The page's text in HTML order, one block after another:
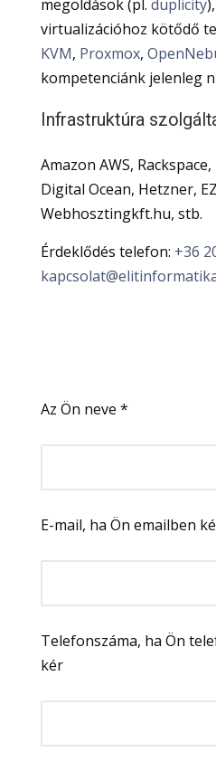
megoldások (pl. duplicity
virtualizációhoz kötődő
KVM, Proxmox,
kompetenciánk jelenleg
Infrastruktúra
Amazon AWS,
Digital Ocean, Hetzner,
Webhosztingkft.hu, stb.
Érdeklődés telefon: +36
Az Ön neve *
E-mail, ha Ön emailben
Telefonszáma, ha Ön
kér